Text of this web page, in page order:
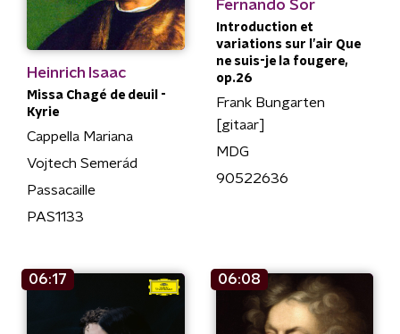
Heinrich Isaac
Missa Chagé de deuil -
Kyrie
Cappella Mariana
Vojtech Semerád
Passacaille
PAS1133
Fernando Sor
Introduction et
variations sur l’air Que
ne suis-je la fougere,
op.26
Frank Bungarten
[gitaar]
MDG
90522636
06:17 06:08